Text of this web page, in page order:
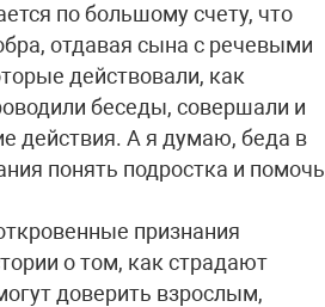
по большому счету, что
отдавая сына с речевыми
действовали, как
беседы, совершали и
действия. А я думаю, беда в
понять подростка и помочь
признания
о том, как страдают
доверить взрослым,